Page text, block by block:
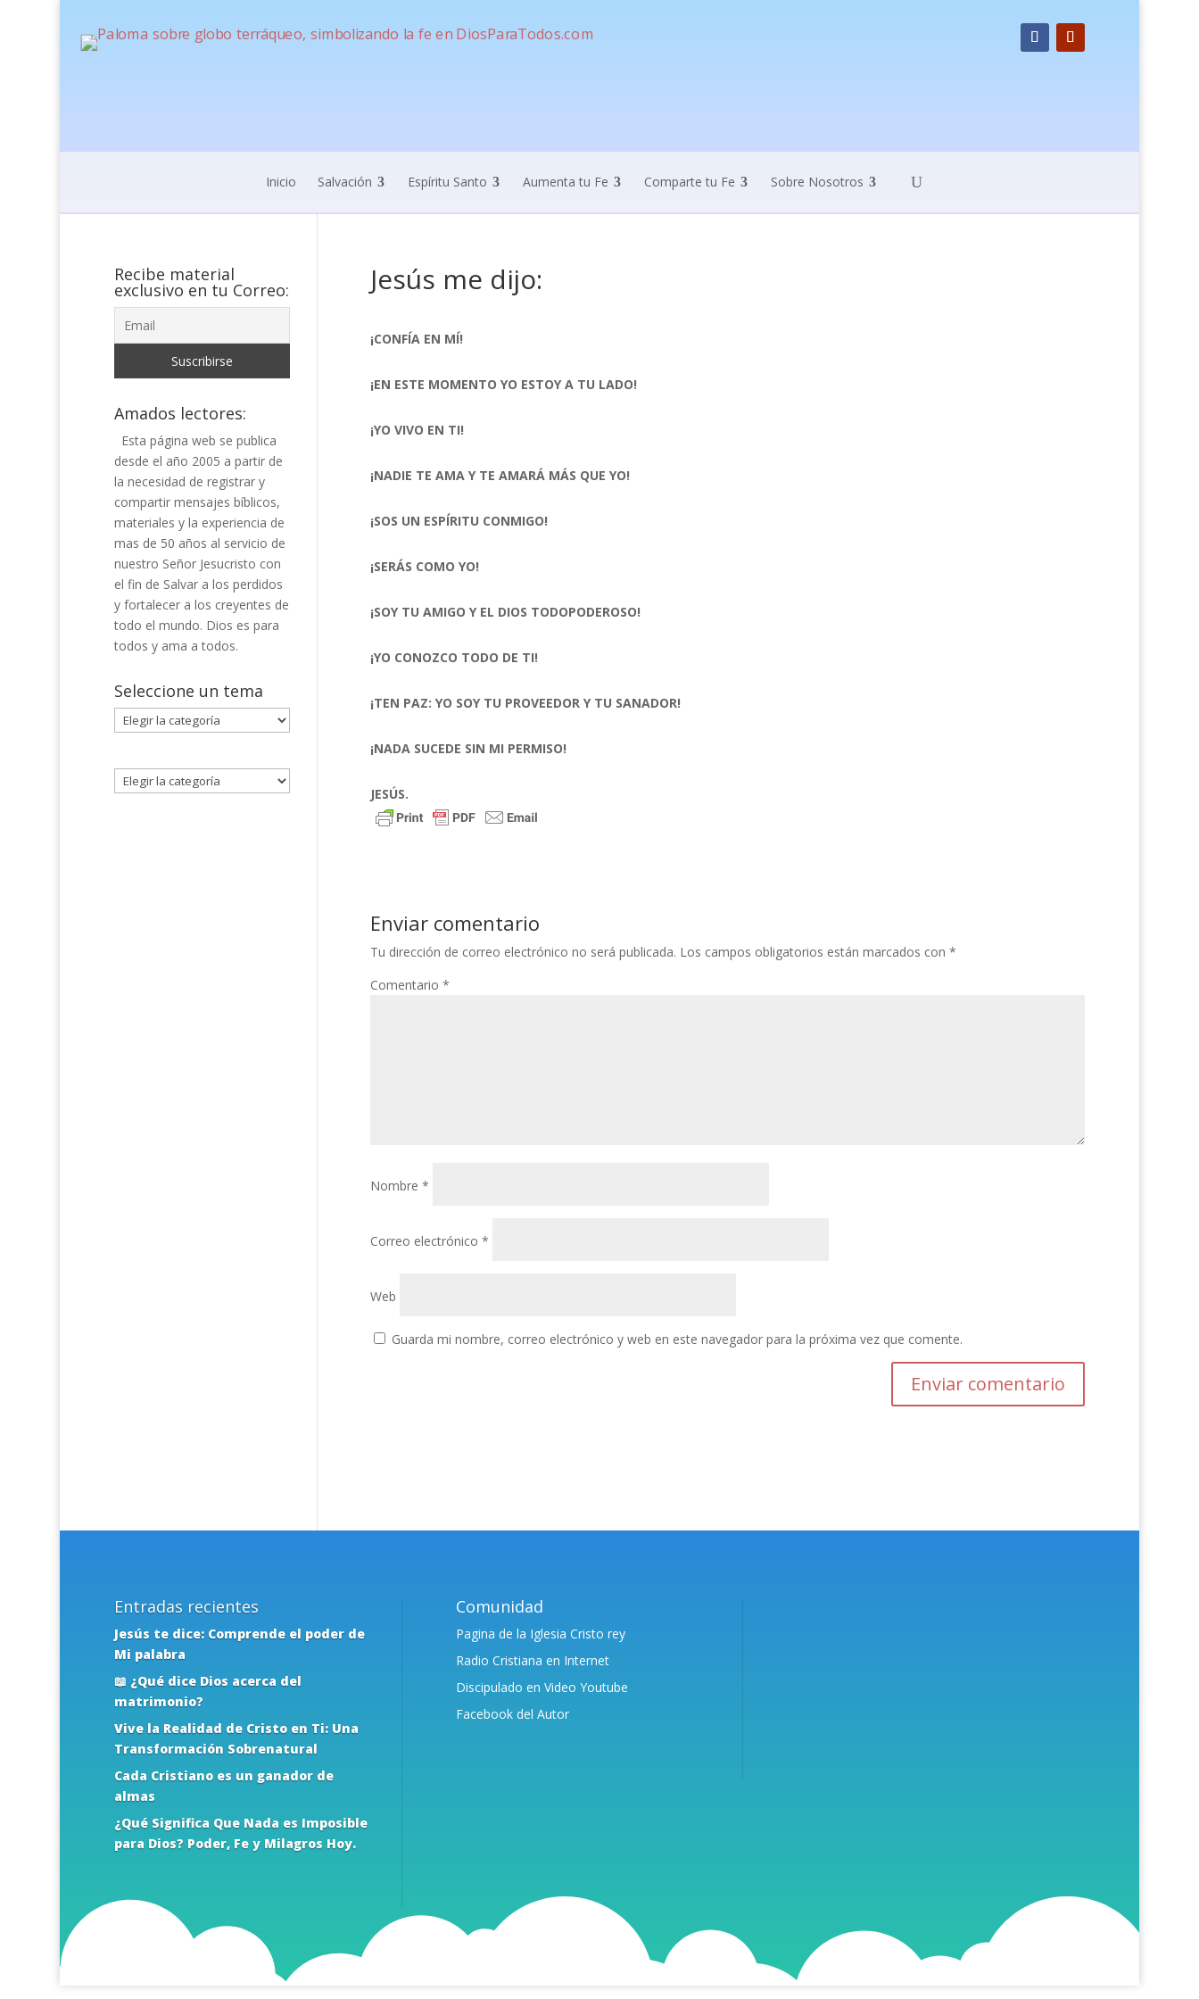
Inicio Salvación Espíritu Santo Aumenta tu Fe Comparte tu Fe Sobre Nosotros
Jesús me dijo:
¡CONFÍA EN MÍ!
¡EN ESTE MOMENTO YO ESTOY A TU LADO!
¡YO VIVO EN TI!
¡NADIE TE AMA Y TE AMARÁ MÁS QUE YO!
¡SOS UN ESPÍRITU CONMIGO!
¡SERÁS COMO YO!
¡SOY TU AMIGO Y EL DIOS TODOPODEROSO!
¡YO CONOZCO TODO DE TI!
¡TEN PAZ: YO SOY TU PROVEEDOR Y TU SANADOR!
¡NADA SUCEDE SIN MI PERMISO!
JESÚS.
Enviar comentario
Tu dirección de correo electrónico no será publicada. Los campos obligatorios están marcados con *
Comentario *
Nombre *
Correo electrónico *
Web
Guarda mi nombre, correo electrónico y web en este navegador para la próxima vez que comente.
Recibe material
exclusivo en tu Correo:
Amados lectores:
Esta página web se publica
desde el año 2005 a partir de
la necesidad de registrar y
compartir mensajes bíblicos,
materiales y la experiencia de
mas de 50 años al servicio de
nuestro Señor Jesucristo con
el fin de Salvar a los perdidos
y fortalecer a los creyentes de
todo el mundo. Dios es para
todos y ama a todos.
Seleccione un tema
Seleccione
un
Entradas recientes
Jesús te dice: Comprende el poder de
Mi palabra
📖 ¿Qué dice Dios acerca del
matrimonio?
Vive la Realidad de Cristo en Ti: Una
Transformación Sobrenatural
Cada Cristiano es un ganador de
almas
¿Qué Significa Que Nada es Imposible
para Dios? Poder, Fe y Milagros Hoy.
Comunidad
Pagina de la Iglesia Cristo rey
Radio Cristiana en Internet
Discipulado en Video Youtube
Facebook del Autor